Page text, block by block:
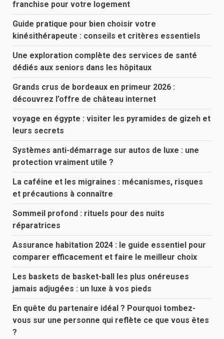
franchise pour votre logement
Guide pratique pour bien choisir votre
kinésithérapeute : conseils et critères essentiels
Une exploration complète des services de santé
dédiés aux seniors dans les hôpitaux
Grands crus de bordeaux en primeur 2026 :
découvrez l’offre de château internet
voyage en égypte : visiter les pyramides de gizeh et
leurs secrets
Systèmes anti-démarrage sur autos de luxe : une
protection vraiment utile ?
La caféine et les migraines : mécanismes, risques
et précautions à connaître
Sommeil profond : rituels pour des nuits
réparatrices
Assurance habitation 2024 : le guide essentiel pour
comparer efficacement et faire le meilleur choix
Les baskets de basket-ball les plus onéreuses
jamais adjugées : un luxe à vos pieds
En quête du partenaire idéal ? Pourquoi tombez-
vous sur une personne qui reflète ce que vous êtes
?